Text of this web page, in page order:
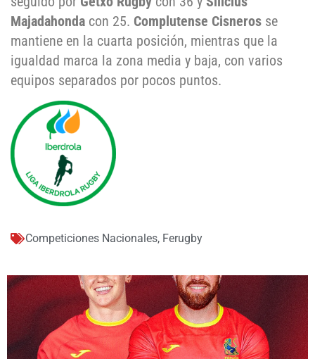
Majadahonda con 25. Complutense Cisneros se
mantiene en la cuarta posición, mientras que la
igualdad marca la zona media y baja, con varios
equipos separados por pocos puntos.
Competiciones Nacionales, Ferugby